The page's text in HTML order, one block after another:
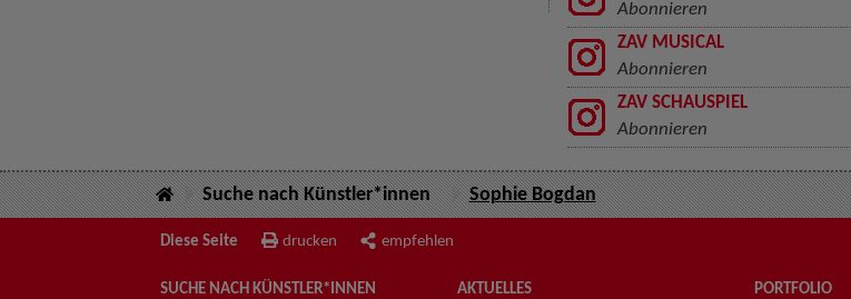
Abonnieren
ZAV MUSICAL
Abonnieren
ZAV SCHAUSPIEL
Abonnieren
Suche nach Künstler*innen Sophie Bogdan
Diese Seite drucken empfehlen
SUCHE NACH KÜNSTLER*INNEN
AKTUELLES
PORTFOLIO